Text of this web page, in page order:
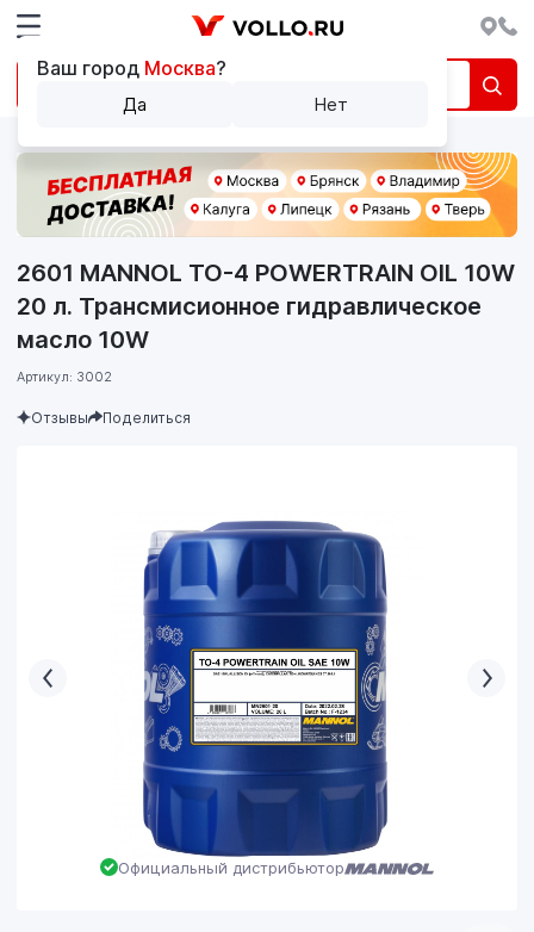
Официальный дистрибьютор
2601 MANNOL TO-4 POWERTRAIN OIL 10W
20 л. Трансмисионное гидравлическое
масло 10W
Артикул: 3002
Отзывы Поделиться
Ваш город Москва?
Да Нет